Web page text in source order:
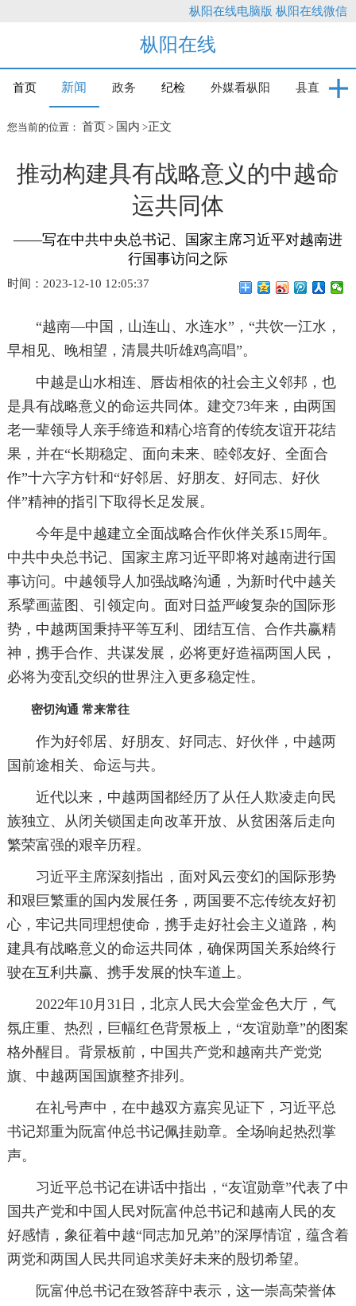
枞阳在线电脑版 枞阳在线微信
枞阳在线
首页 新闻 政务 纪检 外媒看枞阳 县直
您当前的位置： 首页 > 国内 >正文
推动构建具有战略意义的中越命
运共同体
——写在中共中央总书记、国家主席习近平对越南进
行国事访问之际
时间：2023-12-10 12:05:37
“越南—中国，山连山、水连水”，“共饮一江水，
早相见、晚相望，清晨共听雄鸡高唱”。
中越是山水相连、唇齿相依的社会主义邻邦，也
是具有战略意义的命运共同体。建交73年来，由两国
老一辈领导人亲手缔造和精心培育的传统友谊开花结
果，并在“长期稳定、面向未来、睦邻友好、全面合
作”十六字方针和“好邻居、好朋友、好同志、好伙
伴”精神的指引下取得长足发展。
今年是中越建立全面战略合作伙伴关系15周年。
中共中央总书记、国家主席习近平即将对越南进行国
事访问。中越领导人加强战略沟通，为新时代中越关
系擘画蓝图、引领定向。面对日益严峻复杂的国际形
势，中越两国秉持平等互利、团结互信、合作共赢精
神，携手合作、共谋发展，必将更好造福两国人民，
必将为变乱交织的世界注入更多稳定性。
密切沟通 常来常往
作为好邻居、好朋友、好同志、好伙伴，中越两
国前途相关、命运与共。
近代以来，中越两国都经历了从任人欺凌走向民
族独立、从闭关锁国走向改革开放、从贫困落后走向
繁荣富强的艰辛历程。
习近平主席深刻指出，面对风云变幻的国际形势
和艰巨繁重的国内发展任务，两国要不忘传统友好初
心，牢记共同理想使命，携手走好社会主义道路，构
建具有战略意义的命运共同体，确保两国关系始终行
驶在互利共赢、携手发展的快车道上。
2022年10月31日，北京人民大会堂金色大厅，气
氛庄重、热烈，巨幅红色背景板上，“友谊勋章”的图案
格外醒目。背景板前，中国共产党和越南共产党党
旗、中越两国国旗整齐排列。
在礼号声中，在中越双方嘉宾见证下，习近平总
书记郑重为阮富仲总书记佩挂勋章。全场响起热烈掌
声。
习近平总书记在讲话中指出，“友谊勋章”代表了中
国共产党和中国人民对阮富仲总书记和越南人民的友
好感情，象征着中越“同志加兄弟”的深厚情谊，蕴含着
两党和两国人民共同追求美好未来的殷切希望。
阮富仲总书记在致答辞中表示，这一崇高荣誉体